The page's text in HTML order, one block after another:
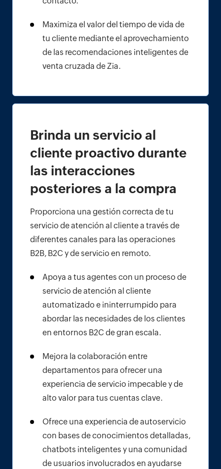
Maximiza el valor del tiempo de vida de
tu cliente mediante el aprovechamiento
de las recomendaciones inteligentes de
venta cruzada de Zia.
Brinda un servicio al
cliente proactivo durante
las interacciones
posteriores a la compra
Proporciona una gestión correcta de tu
servicio de atención al cliente a través de
diferentes canales para las operaciones
B2B, B2C y de servicio en remoto.
Apoya a tus agentes con un proceso de
servicio de atención al cliente
automatizado e ininterrumpido para
abordar las necesidades de los clientes
en entornos B2C de gran escala.
Mejora la colaboración entre
departamentos para ofrecer una
experiencia de servicio impecable y de
alto valor para tus cuentas clave.
Ofrece una experiencia de autoservicio
con bases de conocimientos detalladas,
chatbots inteligentes y una comunidad
de usuarios involucrados en ayudarse